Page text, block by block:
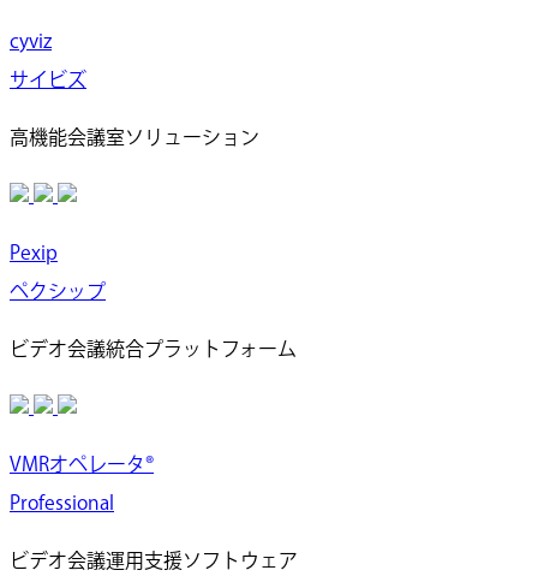
cyviz
サイビズ
高機能会議室ソリューション
Pexip
ペクシップ
ビデオ会議統合プラットフォーム
VMRオペレータ®
Professional
ビデオ会議運用支援ソフトウェア